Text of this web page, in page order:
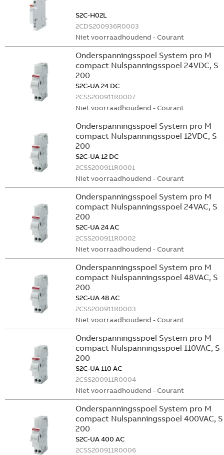
S2C-H02L
2CDS200936R0003
Niet voorraadhoudend - Courant
Onderspanningsspoel System pro M
compact Nulspanningsspoel 24VDC, S
200
S2C-UA 24 DC
2CSS200911R0007
Niet voorraadhoudend - Courant
Onderspanningsspoel System pro M
compact Nulspanningsspoel 12VDC, S
200
S2C-UA 12 DC
2CSS200911R0001
Niet voorraadhoudend - Courant
Onderspanningsspoel System pro M
compact Nulspanningsspoel 24VAC, S
200
S2C-UA 24 AC
2CSS200911R0002
Niet voorraadhoudend - Courant
Onderspanningsspoel System pro M
compact Nulspanningsspoel 48VAC, S
200
S2C-UA 48 AC
2CSS200911R0003
Niet voorraadhoudend - Courant
Onderspanningsspoel System pro M
compact Nulspanningsspoel 110VAC, S
200
S2C-UA 110 AC
2CSS200911R0004
Niet voorraadhoudend - Courant
Onderspanningsspoel System pro M
compact Nulspanningsspoel 400VAC, S
200
S2C-UA 400 AC
2CSS200911R0006